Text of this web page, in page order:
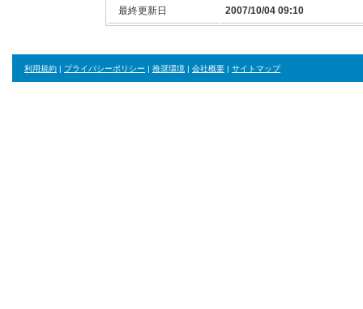
最終更新日 2007/10/04 09:10
利用規約 | プライバシーポリシー | 推奨環境 | 会社概要 | サイトマップ